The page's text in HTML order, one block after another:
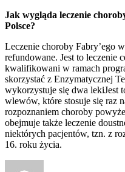
Jak wygląda leczenie
Polsce?
Leczenie choroby Fabry’ego
refundowane. Jest to leczenie
kwalifikowani w ramach
skorzystać z Enzymatycznej
wykorzystuje się dwa lekiJest
wlewów, które stosuje się raz
rozpoznaniem choroby
obejmuje także leczenie
niektórych pacjentów, tzn. z
16. roku życia.